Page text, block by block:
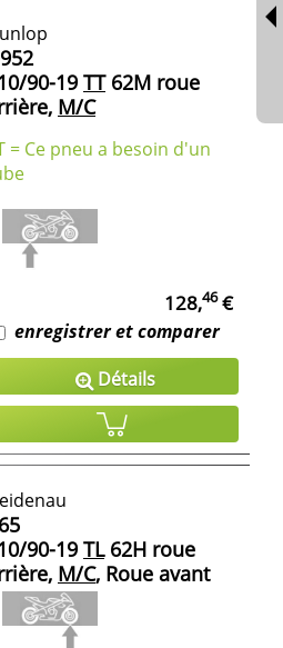
90-19 TT62M roue
M/C
= Ce pneu a besoin d'un
128,46€
enregistrer et comparer
Détails
90-19 TL62H roue
M/C, Roue avant